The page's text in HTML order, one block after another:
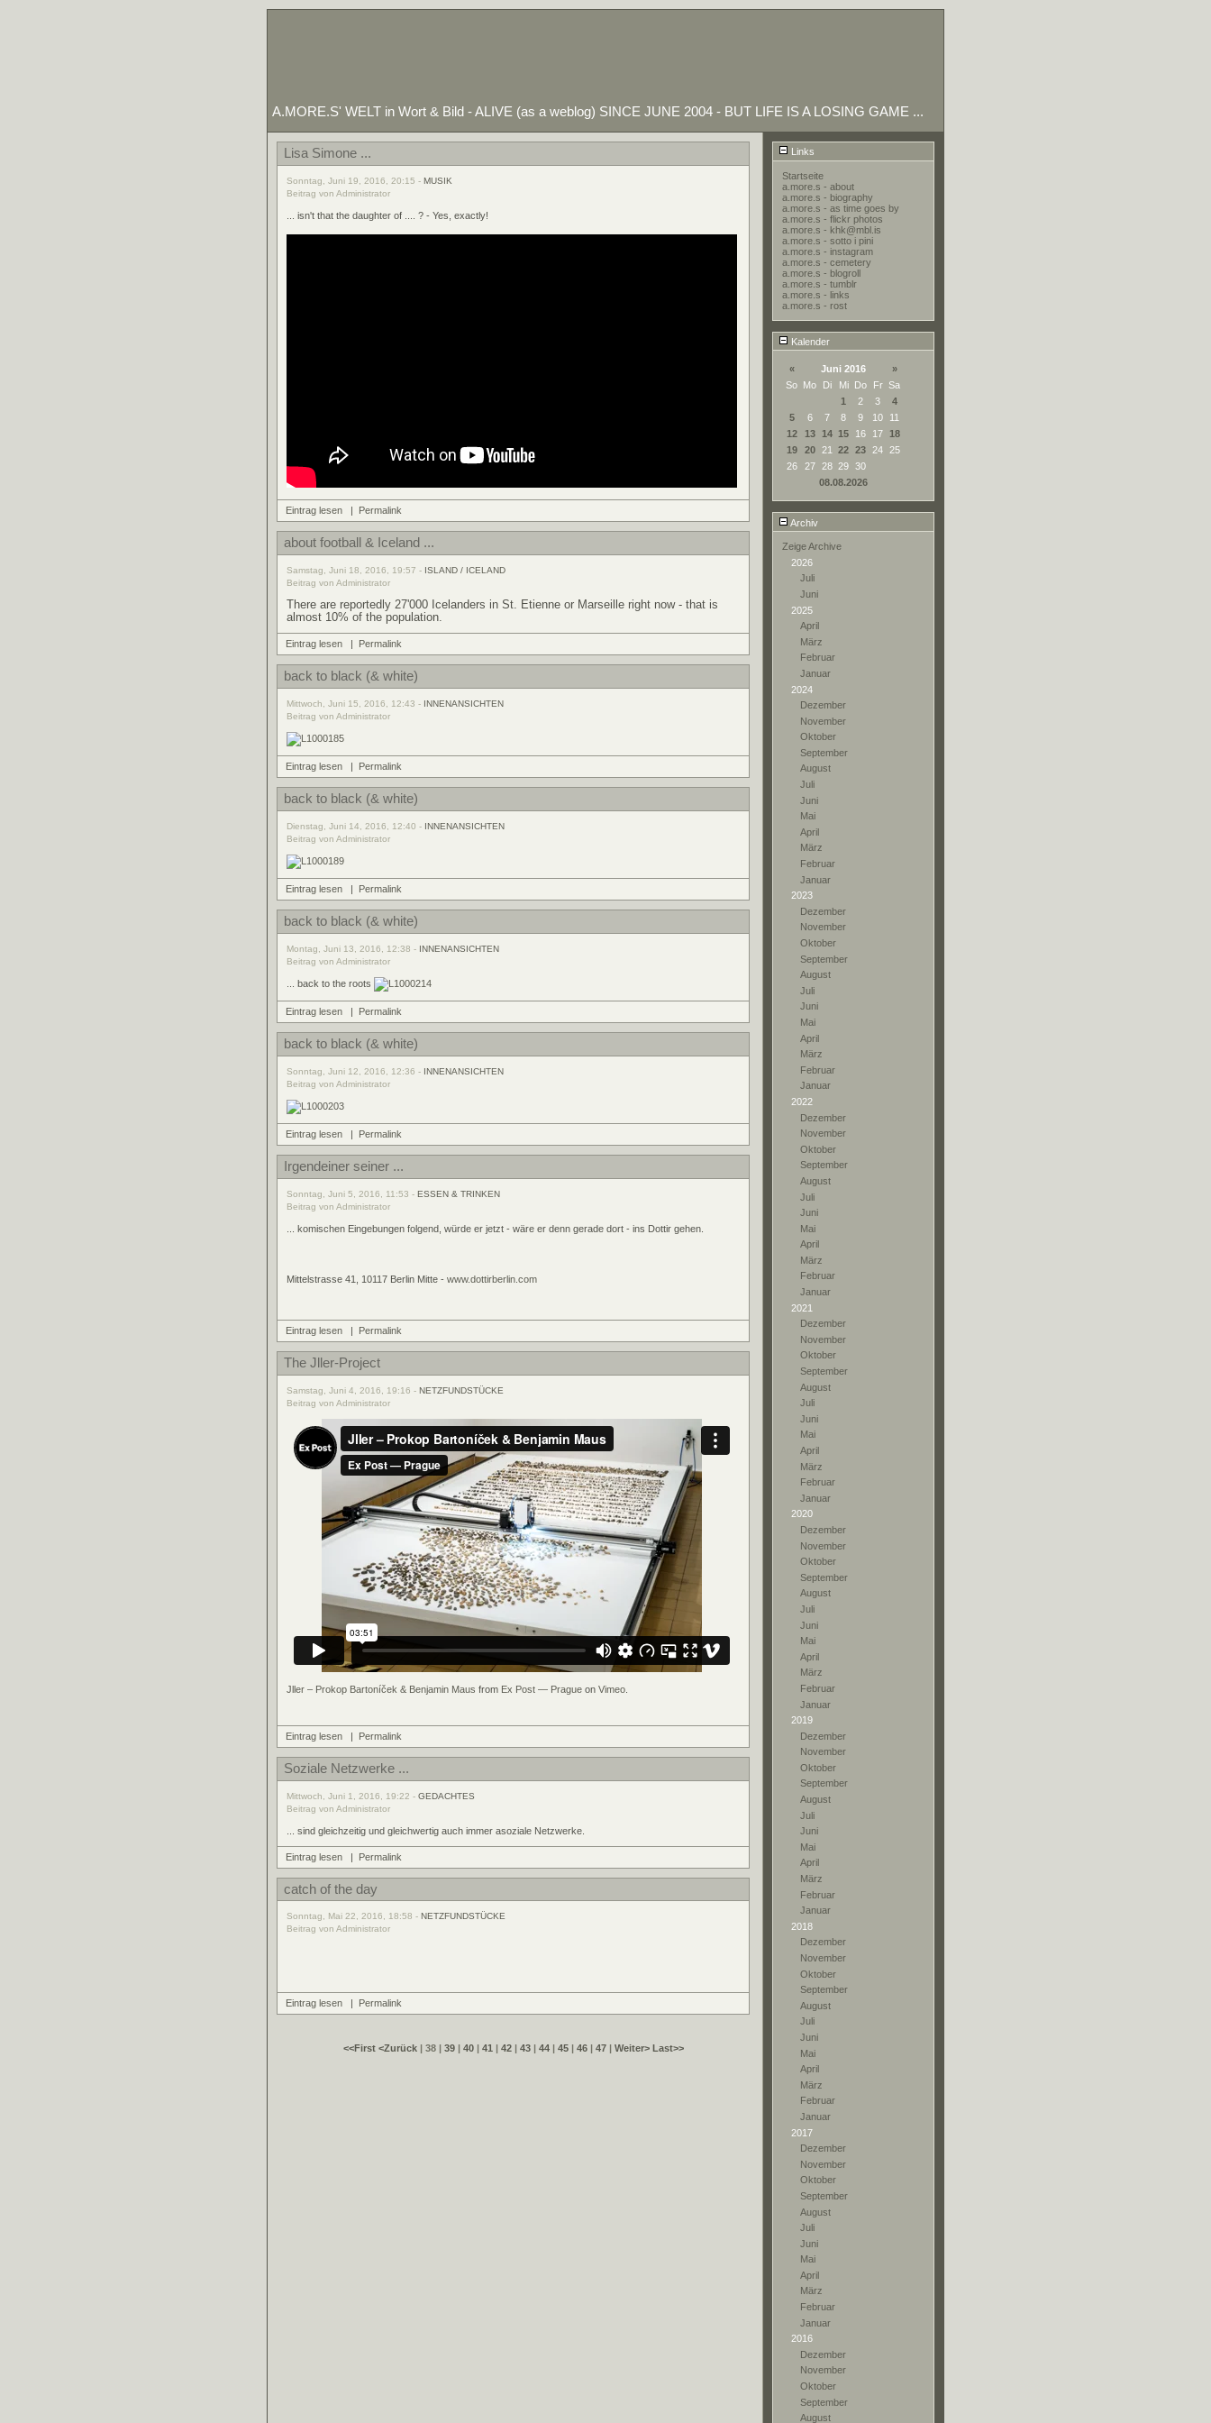
A.MORE.S' WELT in Wort & Bild - ALIVE (as a weblog) SINCE JUNE 2004 - BUT LIFE IS A LOSING GAME ...
Links
Startseite
a.more.s - about
a.more.s - biography
a.more.s - as time goes by
a.more.s - flickr photos
a.more.s - khk@mbl.is
a.more.s - sotto i pini
a.more.s - instagram
a.more.s - cemetery
a.more.s - blogroll
a.more.s - tumblr
a.more.s - links
a.more.s - rost
Kalender
« Juni 2016
»
So
Mo Di Mi Do Fr Sa
1
2 3
4
5
6 7 8 9 10
11
12
13 14 15 16 17 18
19
20 21 22 23 24 25
26
27 28 29 30
08.08.2026
Archiv
Zeige Archive
2026
Juli
Juni
2025
April
März
Februar
Januar
2024
Dezember
November
Oktober
September
August
Juli
Juni
Mai
April
März
Februar
Januar
2023
Dezember
November
Oktober
September
August
Juli
Juni
Mai
April
März
Februar
Januar
2022
Dezember
November
Oktober
September
August
Juli
Juni
Mai
April
März
Februar
Januar
2021
Dezember
November
Oktober
September
August
Juli
Juni
Mai
April
März
Februar
Januar
2020
Dezember
November
Oktober
September
August
Juli
Juni
Mai
April
März
Februar
Januar
2019
Dezember
November
Oktober
September
August
Juli
Juni
Mai
April
März
Februar
Januar
2018
Dezember
November
Oktober
September
August
Juli
Juni
Mai
April
März
Februar
Januar
2017
Dezember
November
Oktober
September
August
Juli
Juni
Mai
April
März
Februar
Januar
2016
Dezember
November
Oktober
September
August
Lisa Simone ...
Sonntag, Juni 19, 2016, 20:15 - MUSIK
Beitrag von Administrator
... isn't that the daughter of .... ? - Yes, exactly!
Eintrag lesen Permalink
about football & Iceland ...
Samstag, Juni 18, 2016, 19:57 - ISLAND / ICELAND
Beitrag von Administrator
There are reportedly 27'000 Icelanders in St. Etienne or Marseille right now - that is
almost 10% of the population.
Eintrag lesen Permalink
back to black (& white)
Mittwoch, Juni 15, 2016, 12:43 - INNENANSICHTEN
Beitrag von Administrator
Eintrag lesen Permalink
back to black (& white)
Dienstag, Juni 14, 2016, 12:40 - INNENANSICHTEN
Beitrag von Administrator
Eintrag lesen Permalink
back to black (& white)
Montag, Juni 13, 2016, 12:38 - INNENANSICHTEN
Beitrag von Administrator
... back to the roots
Eintrag lesen Permalink
back to black (& white)
Sonntag, Juni 12, 2016, 12:36 - INNENANSICHTEN
Beitrag von Administrator
Eintrag lesen Permalink
Irgendeiner seiner ...
Sonntag, Juni 5, 2016, 11:53 - ESSEN & TRINKEN
Beitrag von Administrator
... komischen Eingebungen folgend, würde er jetzt - wäre er denn gerade dort - ins Dottir gehen.
Mittelstrasse 41, 10117 Berlin Mitte - www.dottirberlin.com
Eintrag lesen Permalink
The Jller-Project
Samstag, Juni 4, 2016, 19:16 - NETZFUNDSTÜCKE
Beitrag von Administrator
Jller – Prokop Bartoníček & Benjamin Maus from Ex Post — Prague on Vimeo
Eintrag lesen | Permalink
Soziale Netzwerke ...
Mittwoch, Juni 1, 2016, 19:22 - GEDACHTES
Beitrag von Administrator
... sind gleichzeitig und gleichwertig auch immer asoziale Netzwerke.
Eintrag lesen | Permalink
catch of the day
Sonntag, Mai 22, 2016, 18:58 - NETZFUNDSTÜCKE
Beitrag von Administrator
Eintrag lesen | Permalink
<<First <Zurück | 38 | 39| 40| 41 | 42| 43| 44| 45| 46| 47| Weiter> Last>>